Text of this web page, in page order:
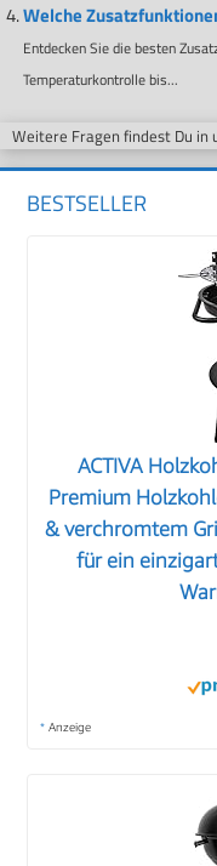
Welche
Entdecken Sie die besten
Temperaturkontrolle bis...
Weitere Fragen findest Du in
BESTSELLER
ACTIVA
Premium
& verchromtem
für ein
* Anzeige